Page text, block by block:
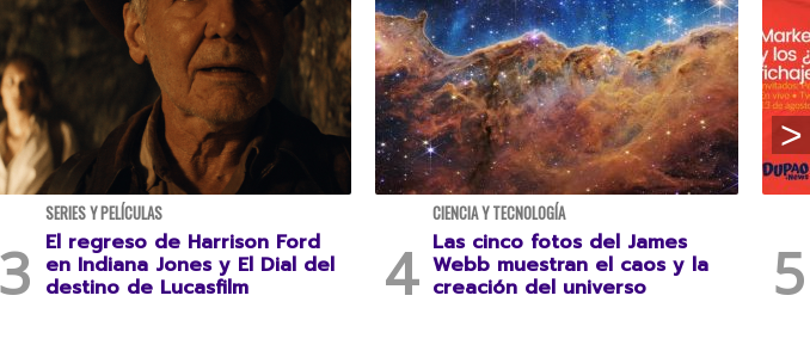
SERIES Y PELÍCULAS
El regreso de Harrison Ford
en Indiana Jones y El Dial del
destino de Lucasfilm
CIENCIA Y TECNOLOGÍA
Las cinco fotos del James
Webb muestran el caos y la
creación del universo